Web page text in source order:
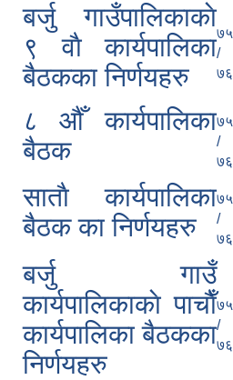
बर्जु गाउँपालिकाकाे
९ वाै‌ कार्यपालिका
बैठकका निर्णयहरु
७५
/
७६
८ औँ कार्यपालिका
बैठक
७५
/
७६
साताै‌ कार्यपालिका
बैठक का निर्णयहरु
७५
/
७६
बर्जु गाउँ
कार्यपालिकाकाे पाचाै‌ँ
कार्यपालिका बैठकका
निर्णयहरु
७५
/
७६